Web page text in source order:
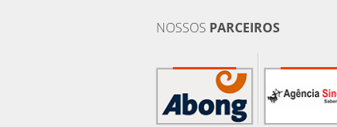
NOSSOS PARCEIROS